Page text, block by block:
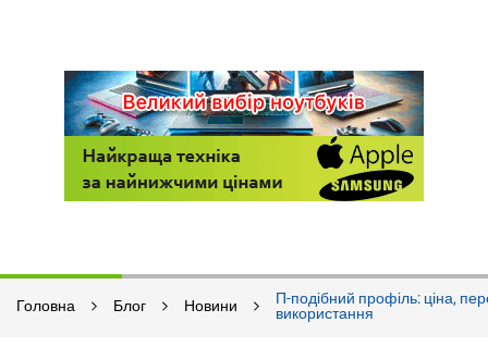
Головна Блог Новини
П-подібний профіль: ціна,
використання